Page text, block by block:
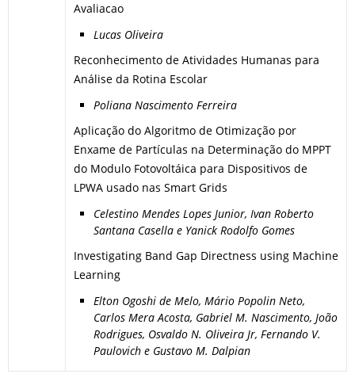
Avaliacao
Lucas Oliveira
Reconhecimento de Atividades Humanas para
Análise da Rotina Escolar
Poliana Nascimento Ferreira
Aplicação do Algoritmo de Otimização por
Enxame de Partículas na Determinação do MPPT
do Modulo Fotovoltáica para Dispositivos de
LPWA usado nas Smart Grids
Celestino Mendes Lopes Junior, Ivan Roberto
Santana Casella e Yanick Rodolfo Gomes
Investigating Band Gap Directness using Machine
Learning
Elton Ogoshi de Melo, Mário Popolin Neto,
Carlos Mera Acosta, Gabriel M. Nascimento, João
Rodrigues, Osvaldo N. Oliveira Jr, Fernando V.
Paulovich e Gustavo M. Dalpian